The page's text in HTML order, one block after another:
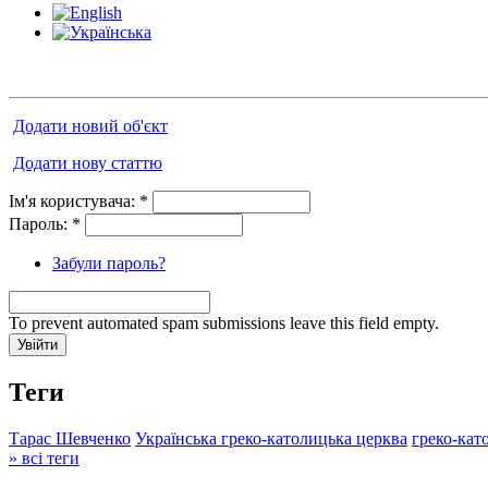
Додати новий об'єкт
Додати нову статтю
Ім'я користувача: *
Пароль: *
Забули пароль?
To prevent automated spam submissions leave this field empty.
Теги
Тарас Шевченко Українська греко-католицька церква греко-
» всі теги